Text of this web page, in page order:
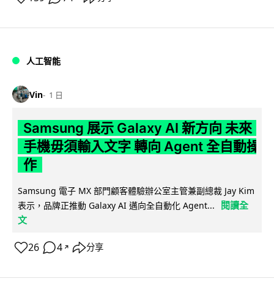
人工智能
Vin 1 日
Samsung 展示 Galaxy AI 新方向 未來
手機毋須輸入文字 轉向 Agent 全自動操
作
Samsung 電子 MX 部門顧客體驗辦公室主管兼副總裁 Jay Kim
表示，品牌正推動 Galaxy AI 邁向全自動化 Agent...
閱讀全
文
26 4 ↗ 分享